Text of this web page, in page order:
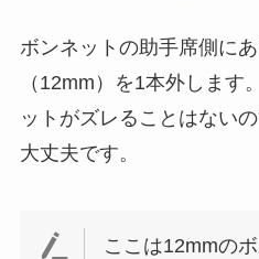
ボンネットの助手席側に
（12mm）を1本外します
ットがズレることはない
大丈夫です。
ここは12mmのボ